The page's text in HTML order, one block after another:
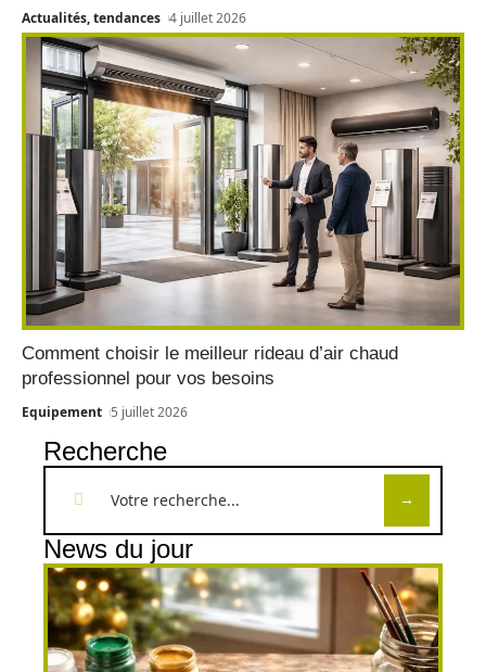
Actualités, tendances 4 juillet 2026
Comment choisir le meilleur rideau d’air chaud
professionnel pour vos besoins
Equipement 5 juillet 2026
Recherche
News du jour